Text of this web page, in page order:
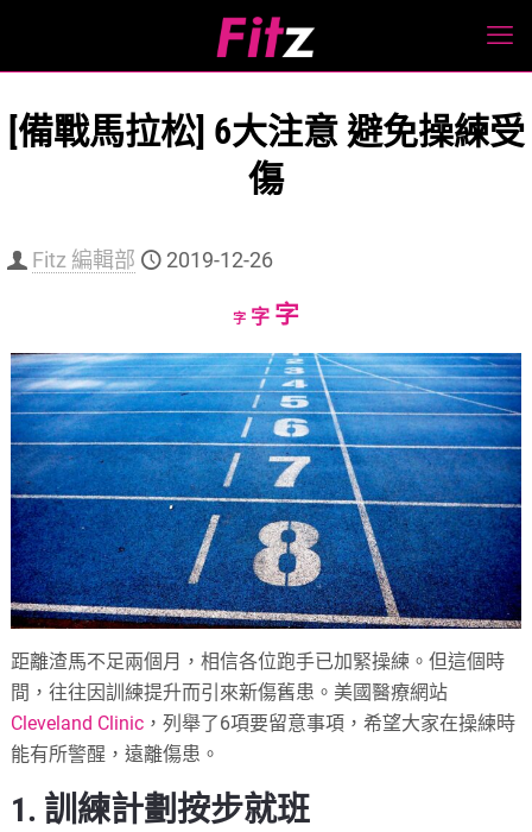
[備戰馬拉松] 6大注意 避免操練受
傷
Fitz 編輯部 2019-12-26
字Decrease
size.
字Reset
size.
字Increase
size.
距離渣馬不足兩個月，相信各位跑手已加緊操練。但這個時
間，往往因訓練提升而引來新傷舊患。美國醫療網站
Cleveland Clinic ，列舉了6項要留意事項，希望大家在操練時
能有所警醒，遠離傷患。
1. 訓練計劃按步就班